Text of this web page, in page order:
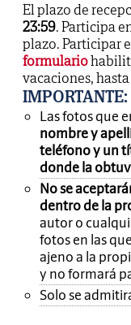
El plazo de
23:59. Participa
plazo. Participar
formulario
vacaciones,
IMPORTANTE:
Las fotos que
nombre y
teléfono y un
donde la
No se
dentro de la
autor o
fotos en las
ajeno a la
y no formará
Solo se